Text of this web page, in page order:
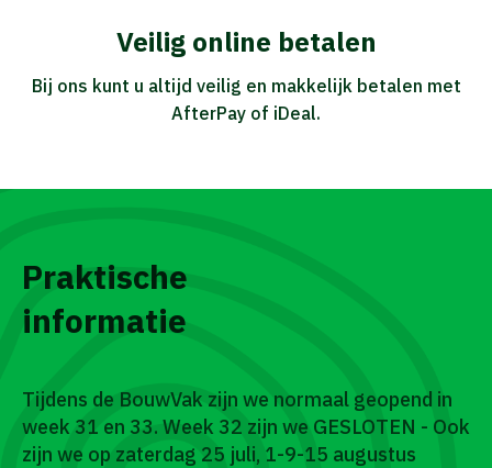
Veilig online betalen
Bij ons kunt u altijd veilig en makkelijk betalen met
AfterPay of iDeal.
Praktische
informatie
Tijdens de BouwVak zijn we normaal geopend in
week 31 en 33. Week 32 zijn we GESLOTEN - Ook
zijn we op zaterdag 25 juli, 1-9-15 augustus